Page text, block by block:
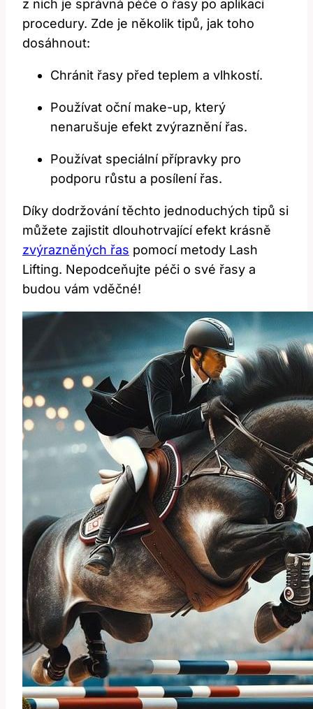
z nich je správná péče o řasy po aplikaci
procedury. Zde je několik tipů, ‍jak toho
‍dosáhnout:
Chránit řasy před‌ teplem ⁣a vlhkostí.
Používat ‌oční ⁢make-up, který​
nenarušuje efekt zvýraznění řas.
Používat speciální‍ přípravky pro
podporu růstu a posílení řas.
Díky dodržování těchto⁢ jednoduchých tipů ⁤si
můžete zajistit dlouhotrvající efekt⁣ krásně
zvýrazněných řas pomocí‍ metody Lash
Lifting. Nepodceňujte péči ​o své řasy a
budou vám vděčné!